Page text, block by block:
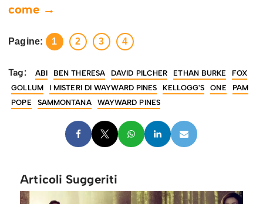
come →
Pagine: 1 2 3 4
Tag: ABI BEN THERESA DAVID PILCHER ETHAN BURKE
FOX
GOLLUM
I MISTERI DI WAYWARD PINES KELLOGG'S ONE
PAM
POPE
SAMMONTANA WAYWARD PINES
Articoli Suggeriti